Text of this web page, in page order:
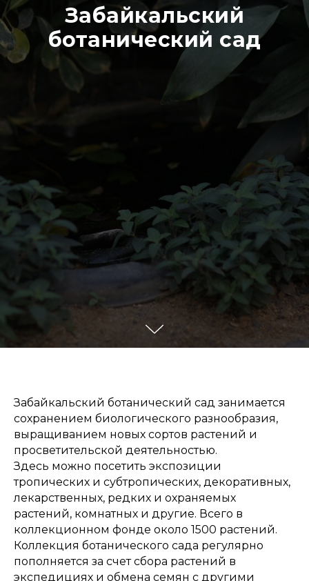
Забайкальский
ботанический сад
Забайкальский ботанический сад занимается
сохранением биологического разнообразия,
выращиванием новых сортов растений и
просветительской деятельностью.
Здесь можно посетить экспозиции
тропических и субтропических, декоративных,
лекарственных, редких и охраняемых
растений, комнатных и другие. Всего в
коллекционном фонде около 1500 растений.
Коллекция ботанического сада регулярно
пополняется за счет сбора растений в
экспедициях и обмена семян с другими